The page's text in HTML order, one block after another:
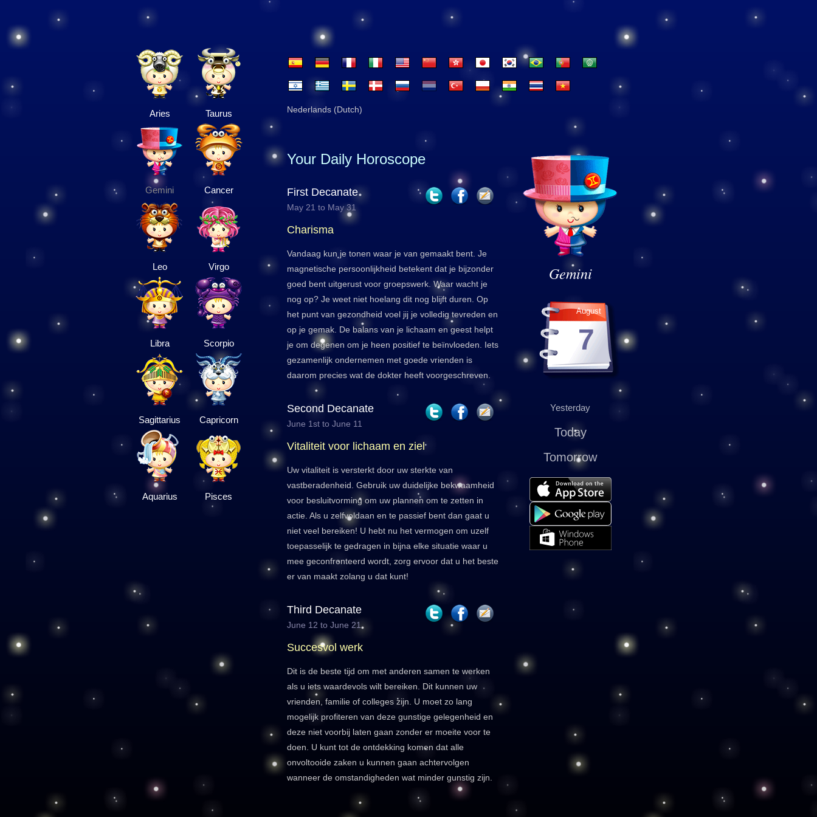
Aries Taurus
Gemini Cancer
Leo Virgo
Libra Scorpio
Sagittarius Capricorn
Aquarius Pisces
Nederlands (Dutch)
Gemini
August
7
Yesterday
Today
Tomorrow
Your Daily Horoscope
First Decanate
May 21 to May 31
Charisma
Vandaag kun je tonen waar je van gemaakt bent. Je
magnetische persoonlijkheid betekent dat je bijzonder
goed bent uitgerust voor groepswerk. Waar wacht je
nog op? Je weet niet hoelang dit nog blijft duren. Op
het punt van gezondheid voel jij je volledig tevreden en
op je gemak. De balans van je lichaam en geest helpt
je om degenen om je heen positief te beïnvloeden. Iets
gezamenlijk ondernemen met goede vrienden is
daarom precies wat de dokter heeft voorgeschreven.
Second Decanate
June 1st to June 11
Vitaliteit voor lichaam en ziel
Uw vitaliteit is versterkt door uw sterkte van
vastberadenheid. Gebruik uw duidelijke bekwaamheid
voor besluitvorming om uw plannen om te zetten in
actie. Als u zelfvoldaan en te passief bent dan gaat u
niet veel bereiken! U hebt nu het vermogen om uzelf
toepasselijk te gedragen in bijna elke situatie waar u
mee geconfronteerd wordt, zorg ervoor dat u het beste
er van maakt zolang u dat kunt!
Third Decanate
June 12 to June 21
Succesvol werk
Dit is de beste tijd om met anderen samen te werken
als u iets waardevols wilt bereiken. Dit kunnen uw
vrienden, familie of colleges zijn. U moet zo lang
mogelijk profiteren van deze gunstige gelegenheid en
deze niet voorbij laten gaan zonder er moeite voor te
doen. U kunt tot de ontdekking komen dat alle
onvoltooide zaken u kunnen gaan achtervolgen
wanneer de omstandigheden wat minder gunstig zijn.